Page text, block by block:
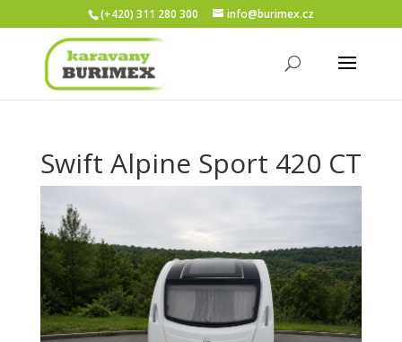
(+420) 311 280 300 info@burimex.cz
Swift Alpine Sport 420 CT